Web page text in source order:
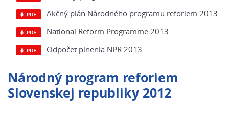
Akčný plán Národného programu reforiem 2013
National Reform Programme 2013
Odpočet plnenia NPR 2013
Národný program reforiem
Slovenskej republiky 2012